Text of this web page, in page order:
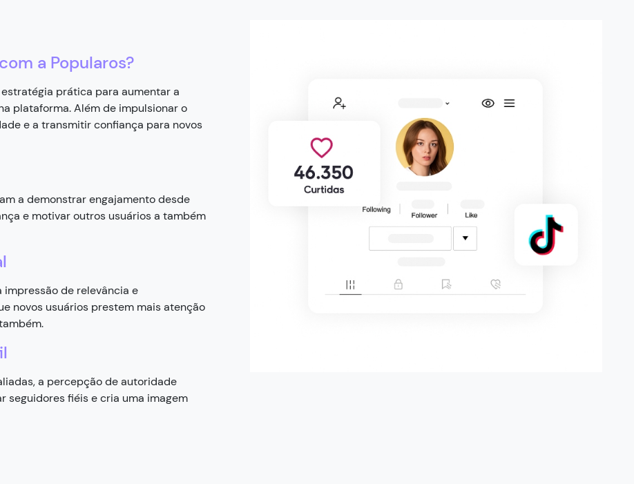
a Popularos?
prática para aumentar a
plataforma. Além de impulsionar o
e a transmitir confiança para novos
a demonstrar engajamento desde
e motivar outros usuários a também
de relevância e
novos usuários prestem mais atenção
a percepção de autoridade
seguidores fiéis e cria uma imagem